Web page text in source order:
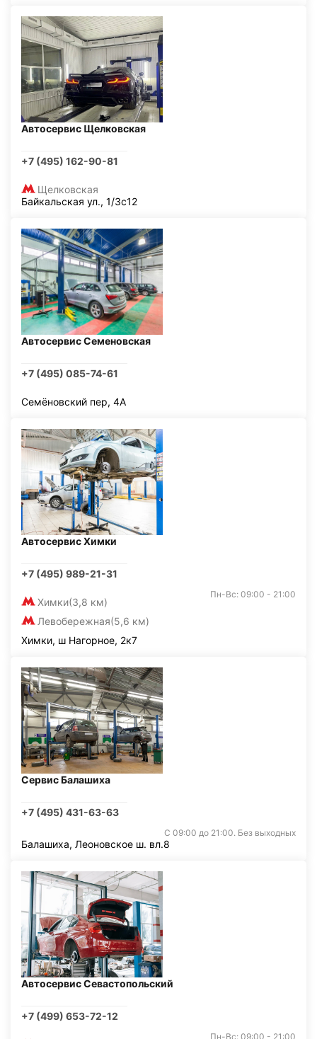
Автосервис Щелковская
+7 (495) 162-90-81
Щелковская
Байкальская ул., 1/3с12
Автосервис Семеновская
+7 (495) 085-74-61
Семёновский пер, 4А
Автосервис Химки
+7 (495) 989-21-31
Химки(3,8 км)
Левобережная(5,6 км)
Пн-Вс: 09:00 - 21:00
Химки, ш Нагорное, 2к7
Сервис Балашиха
+7 (495) 431-63-63
С 09:00 до 21:00. Без выходных
Балашиха, Леоновское ш. вл.8
Автосервис Севастопольский
+7 (499) 653-72-12
Пн-Вс: 09:00 - 21:00